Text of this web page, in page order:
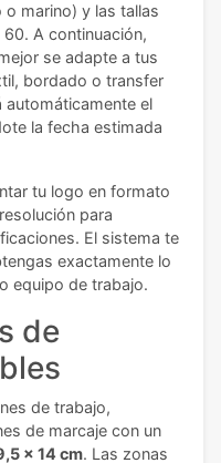
marino) y las tallas
A continuación,
se adapte a tus
bordado o transfer
automáticamente el
la fecha estimada
tu logo en formato
para
El sistema te
exactamente lo
equipo de trabajo.
de
de trabajo,
de marcaje con un
x 14 cm. Las zonas